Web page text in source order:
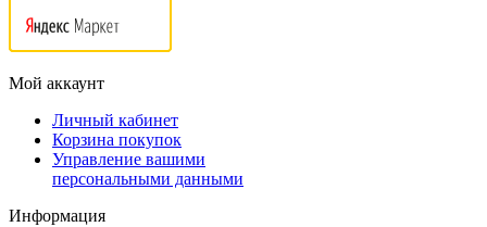
Мой аккаунт
Личный кабинет
Корзина покупок
Управление вашими
персональными данными
Информация